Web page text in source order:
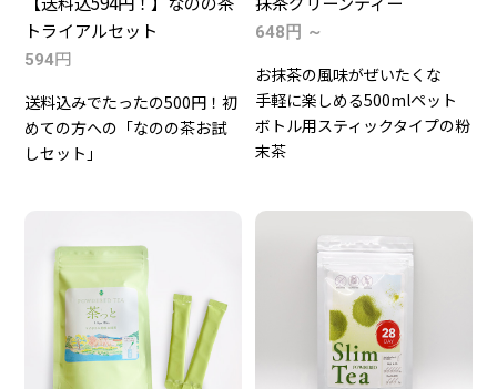
トライアルセット
594円
送料込みでたったの500円！初
めての方への「なのの茶お試
しセット」
648円 ～
お抹茶の風味がぜいたくな
手軽に楽しめる500mlペット
ボトル用スティックタイプの粉
末茶